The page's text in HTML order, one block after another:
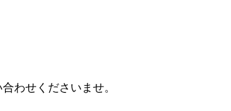
わせくださいませ。